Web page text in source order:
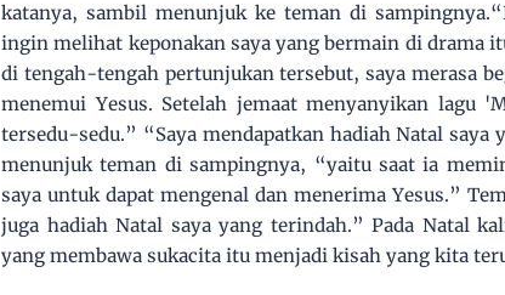
katanya, sambil menunjuk ke teman di
ingin melihat keponakan saya yang bermain di drama
di tengah-tengah pertunjukan tersebut, saya merasa
menemui Yesus. Setelah jemaat menyanyikan lagu
tersedu-sedu.” “Saya mendapatkan hadiah Natal
menunjuk teman di sampingnya, “yaitu saat ia
saya untuk dapat mengenal dan menerima Yesus.”
juga hadiah Natal saya yang terindah.” Pada Natal
yang membawa sukacita itu menjadi kisah yang kita